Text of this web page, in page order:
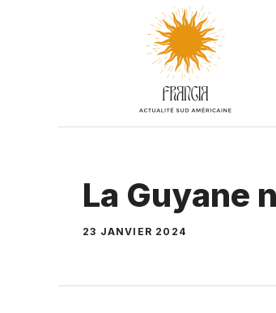
La Guyane
23 JANVIER 2024